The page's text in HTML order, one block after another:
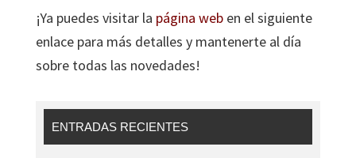
¡Ya puedes visitar la página weben el siguiente
enlace para más detalles y mantenerte al día
sobre todas las novedades!
ENTRADAS RECIENTES